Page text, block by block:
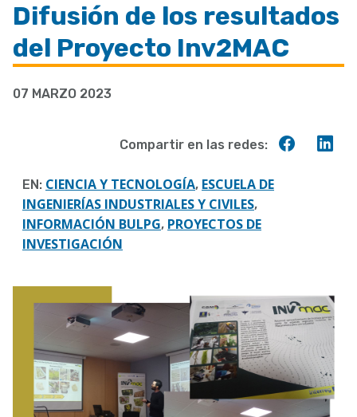
de
ayuda
la
Difusión de los resultados
del Proyecto Inv2MAC
07 MARZO 2023
Compartir en las redes:
EN: CIENCIA Y TECNOLOGÍA, ESCUELA DE
INGENIERÍAS INDUSTRIALES Y CIVILES,
INFORMACIÓN BULPG, PROYECTOS DE
INVESTIGACIÓN